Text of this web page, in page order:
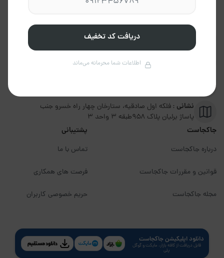
02191094599
نشانی :فلکه اول صادقیه، ستارخان چهار راه خسرو جنب
پاساژ برلیان پلاک ۹۵۸طبقه 3 واحد 3
جاکجاست
درباره جاکجاست
قوانین و مقررات جاکجاست
مجله جاکجاست
پشتیبانی
تماس با ما
فرصت های همکاری
حریم خصوصی کاربران
دانلود اپلیکیشن جاکجاست
قابل دریافت از کافه بازار، مایکت و گوگل
پلی
دریافت کد تخفیف
اطلاعات شما محرمانه می‌ماند